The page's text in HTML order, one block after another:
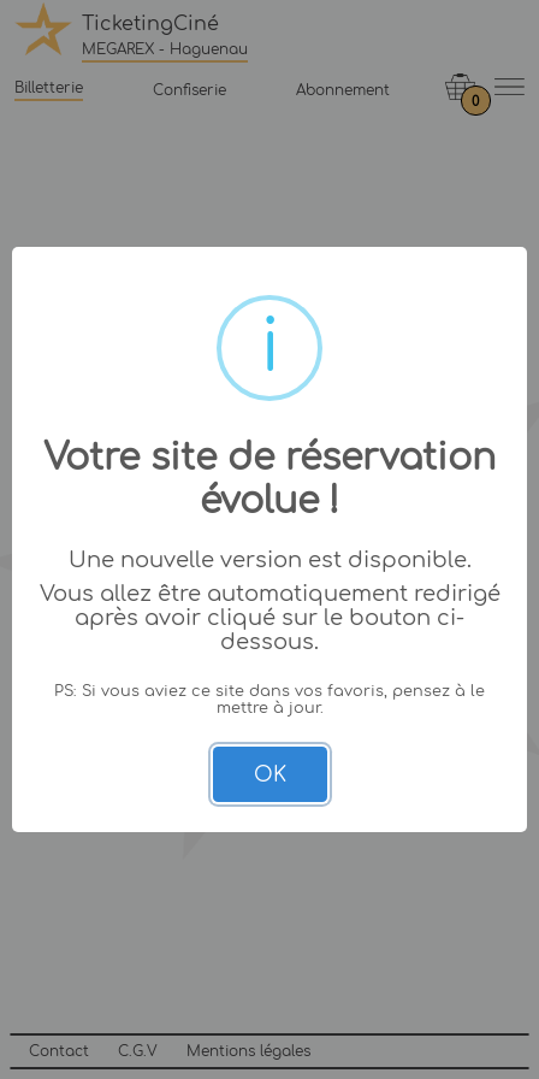
TicketingCiné
MEGAREX - Haguenau
Billetterie Confiserie Abonnement
0
Contact C.G.V Mentions légales
Votre site de réservation
évolue !
Une nouvelle version est disponible.
Vous allez être automatiquement redirigé
après avoir cliqué sur le bouton ci-
dessous.
PS: Si vous aviez ce site dans vos favoris, pensez à le
mettre à jour.
OK